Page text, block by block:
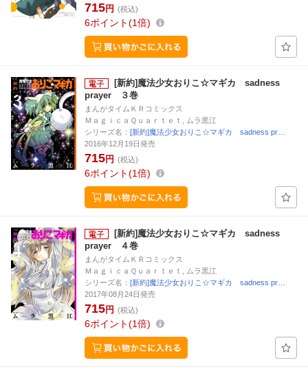
715円 (税込)
6ポイント 1倍
[新約]魔法少女おりこ☆マギカ sadness
prayer ３巻
まんがタイムＫＲコミックス
ＭａｇｉｃａＱｕａｒｔｅｔ, ムラ黒江
シリーズ名： [新約]魔法少女おりこ☆マギカ sadness pr…
2016年12月19日発売
715円 (税込)
6ポイント 1倍
[新約]魔法少女おりこ☆マギカ sadness
prayer ４巻
まんがタイムＫＲコミックス
ＭａｇｉｃａＱｕａｒｔｅｔ, ムラ黒江
シリーズ名： [新約]魔法少女おりこ☆マギカ sadness pr…
2017年08月24日発売
715円 (税込)
6ポイント 1倍